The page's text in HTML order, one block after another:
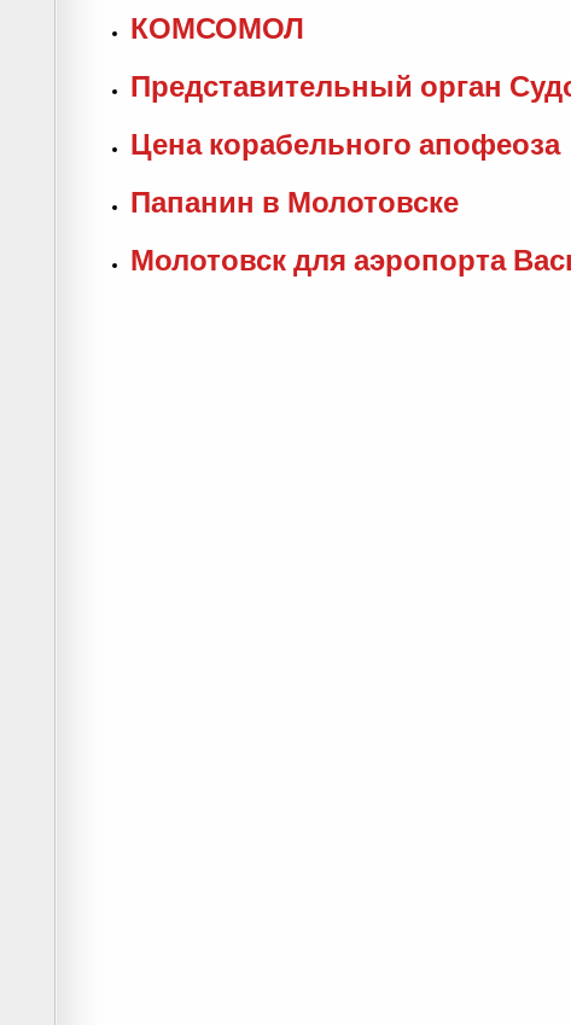
КОМСОМОЛ
Представительный орган
Цена корабельного апофеоза
Папанин в Молотовске
Молотовск для аэропорта